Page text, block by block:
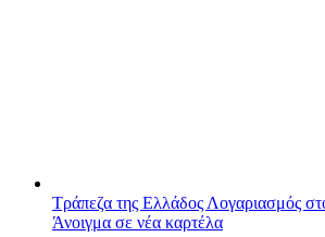
Τράπεζα της Ελλάδος Λογαριασμός
Άνοιγμα σε νέα καρτέλα